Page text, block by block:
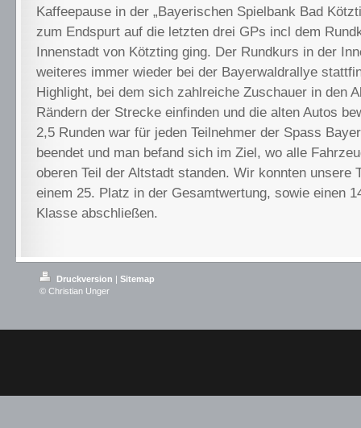
Kaffeepause in der „Bayerischen Spielbank Bad
zum Endspurt auf die letzten drei GPs incl dem
Innenstadt von Kötzting ging. Der Rundkurs in der
weiteres immer wieder bei der Bayerwaldrallye
Highlight, bei dem sich zahlreiche Zuschauer in den
Rändern der Strecke einfinden und die alten Autos
2,5 Runden war für jeden Teilnehmer der Spass
beendet und man befand sich im Ziel, wo alle
oberen Teil der Altstadt standen. Wir konnten unsere
einem 25. Platz in der Gesamtwertung, sowie einen
Klasse abschließen.
Druckversion | Sitemap
© Christian Unger